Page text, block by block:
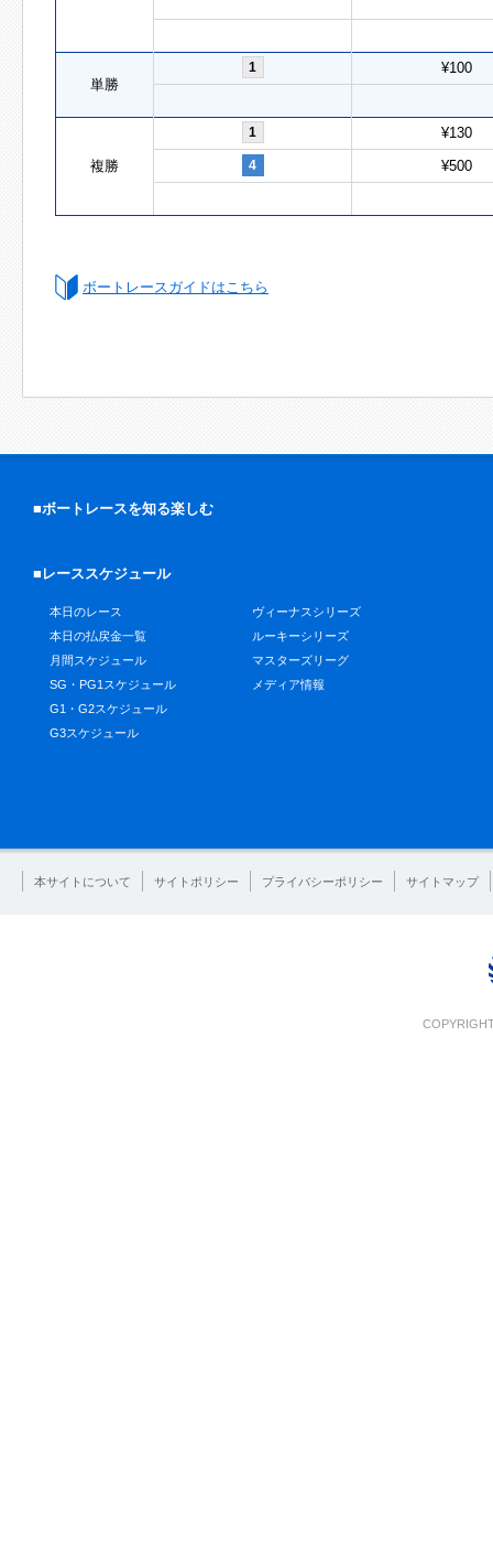
単勝
1 ¥100
複勝
1 ¥130
4 ¥500
ボートレースガイドはこちら
■ボートレースを知る楽しむ
■レーススケジュール
本日のレース
本日の払戻金一覧
月間スケジュール
SG・PG1スケジュール
G1・G2スケジュール
G3スケジュール
ヴィーナスシリーズ
ルーキーシリーズ
マスターズリーグ
メディア情報
本サイトについて サイトポリシー プライバシーポリシー サイトマップ